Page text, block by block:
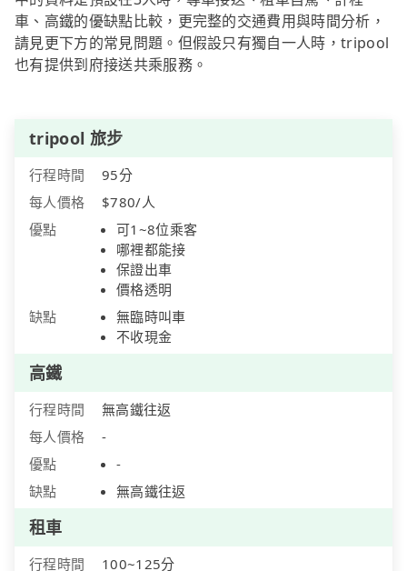
車、高鐵的優缺點比較，更完整的交通費用與時間分析，
請見更下方的常見問題。但假設只有獨自一人時，tripool
也有提供到府接送共乘服務。
tripool 旅步
行程時間
95分
每人價格
$780/人
優點
可1~8位乘客
哪裡都能接
保證出車
價格透明
缺點
無臨時叫車
不收現金
高鐵
行程時間
無高鐵往返
每人價格
-
優點
-
缺點
無高鐵往返
租車
行程時間
100~125分